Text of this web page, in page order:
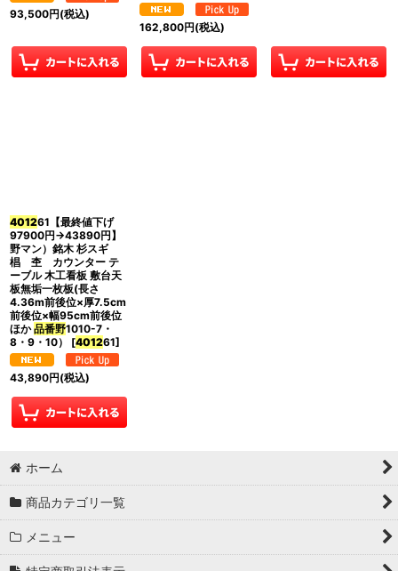
93,500円(税込)
162,800円(税込)
401261【最終値下げ
97900円→43890円】
野マン）銘木 杉スギ
椙 杢 カウンター テ
ーブル 木工看板 敷台天
板無垢一枚板(長さ
4.36m前後位×厚7.5cm
前後位×幅95cm前後位
ほか品番野1010-7・
8・9・10）
[401261]
43,890円(税込)
ホーム
商品カテゴリ一覧
メニュー